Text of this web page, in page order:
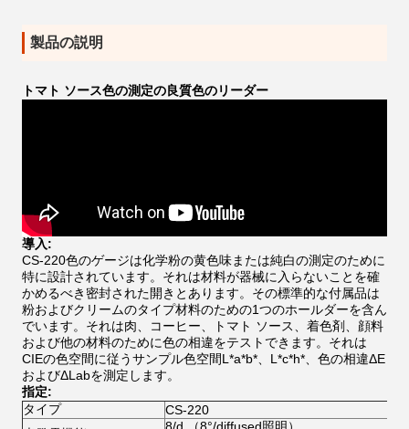
製品の説明
トマト ソース色の測定の良質色のリーダー
導入:
CS-220色のゲージは化学粉の黄色味または純白の測定のために
特に設計されています。それは材料が器械に入らないことを確
かめるべき密封された開きとあります。その標準的な付属品は
粉およびクリームのタイプ材料のための1つのホールダーを含ん
でいます。それは肉、コーヒー、トマト ソース、着色剤、顔料
および他の材料のために色の相違をテストできます。それは
CIEの色空間に従うサンプル色空間L*a*b*、L*c*h*、色の相違ΔE
およびΔLabを測定します。
指定:
タイプ
CS-220